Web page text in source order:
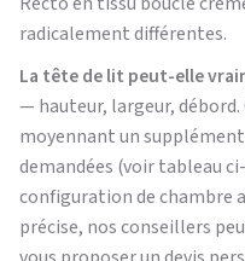
radicalement différentes.
La tête de lit peut-elle
— hauteur, largeur,
moyennant un
demandées (voir tableau
configuration de chambre
précise, nos conseillers